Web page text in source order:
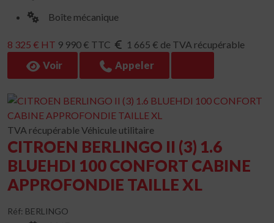
Boîte mécanique
8 325 € HT 9 990 € TTC
1 665 € de TVA récupérable
Voir
Appeler
TVA récupérableVéhicule utilitaire
CITROEN BERLINGO II (3) 1.6
BLUEHDI 100 CONFORT CABINE
APPROFONDIE TAILLE XL
Réf: BERLINGO